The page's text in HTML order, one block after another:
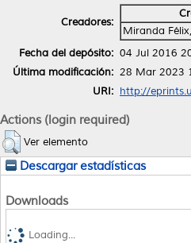
Creadores:
Miranda
Fecha del depósito: 04 Jul 2016
Última modificación: 28 Mar 2023
URI: http://
Actions (login required)
Ver elemento
Descargar estadísticas
Downloads
Loading...